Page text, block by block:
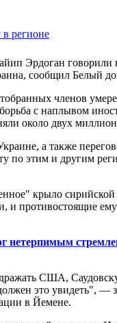
регионе
Эрдоган говорили в
сообщил Белый
членов
с наплывом
около двух
а также
по этим и другим
крыло сирийской
и противостоящие
нетерпимым
США,
это увидеть", —
в Йемене.